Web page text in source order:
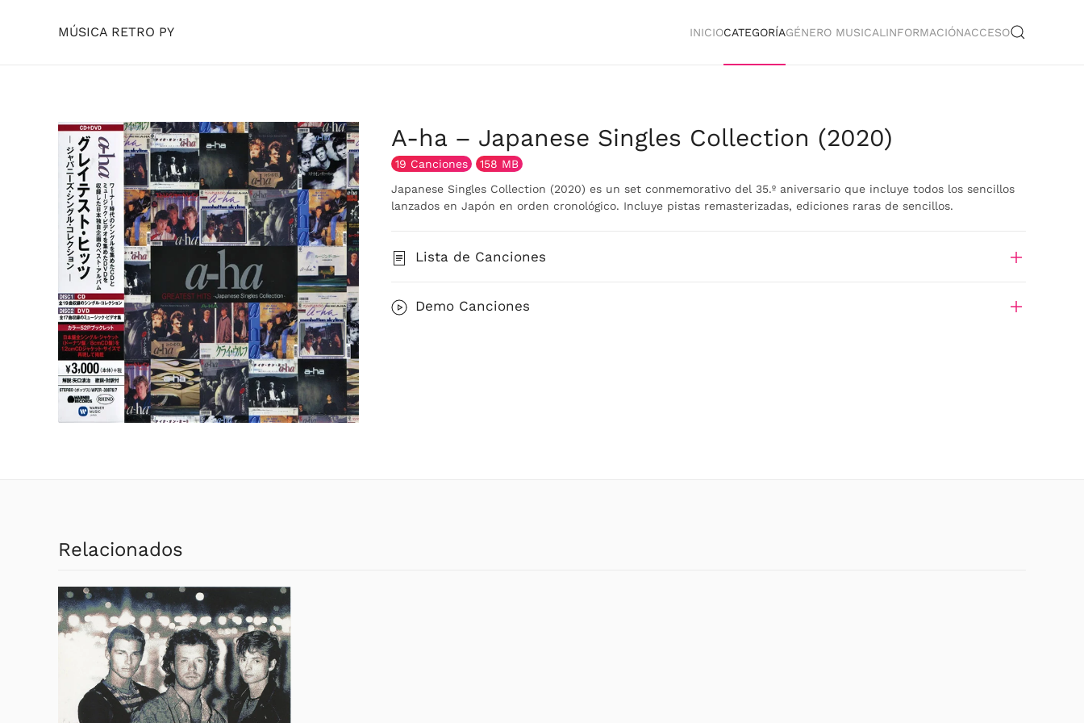
MÚSICA RETRO PY INICIOCATEGORÍAGÉNERO MUSICAL INFORMACIÓNACCESO
A-ha – Japanese Singles Collection (2020)
19 Canciones
158 MB
Japanese Singles Collection (2020) es un set conmemorativo del 35.º aniversario que incluye todos los sencillos
lanzados en Japón en orden cronológico. Incluye pistas remasterizadas, ediciones raras de sencillos.
Lista de Canciones
Demo Canciones
Relacionados